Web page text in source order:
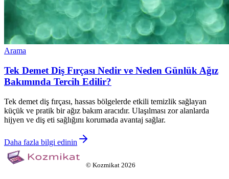
Arama
Tek Demet Diş Fırçası Nedir ve Neden Günlük Ağız
Bakımında Tercih Edilir?
Tek demet diş fırçası, hassas bölgelerde etkili temizlik sağlayan
küçük ve pratik bir ağız bakım aracıdır. Ulaşılması zor alanlarda
hijyen ve diş eti sağlığını korumada avantaj sağlar.
Daha fazla bilgi edinin
© Kozmikat 2026